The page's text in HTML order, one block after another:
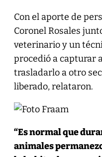
Con el aporte de
Coronel Rosales
veterinario y un
procedió a capturar
trasladarlo a otro
liberado, relataron.
“Es normal que
animales